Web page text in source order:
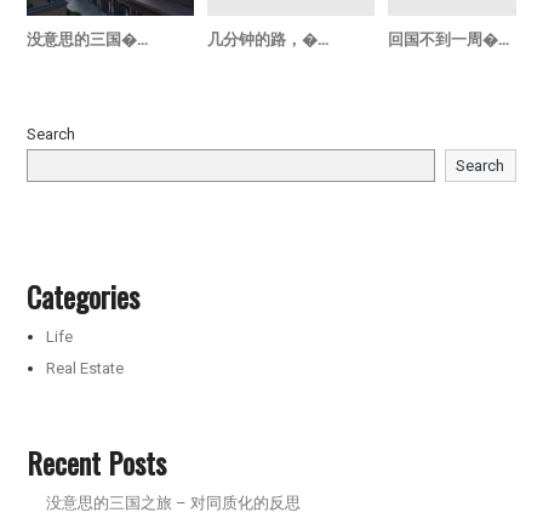
没意思的三国�... 几分钟的路，�... 回国不到一周�...
Search
Search
Categories
Life
Real Estate
Recent Posts
没意思的三国之旅 – 对同质化的反思